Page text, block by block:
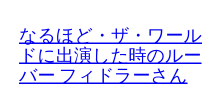
なるほど・ザ・ワール
ドに出演した時のルー
バー フィドラーさん